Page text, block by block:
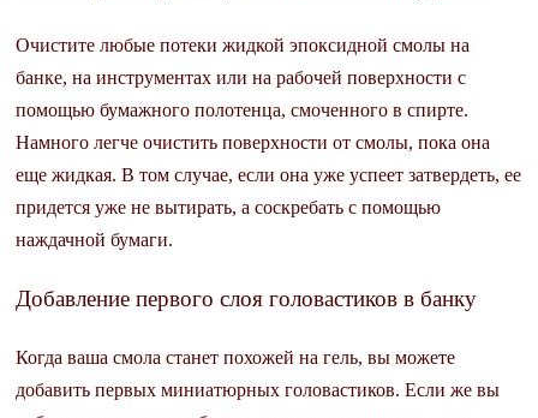
Очистите любые потеки жидкой эпоксидной смолы на
банке, на инструментах или на рабочей поверхности с
помощью бумажного полотенца, смоченного в спирте.
Намного легче очистить поверхности от смолы, пока она
еще жидкая. В том случае, если она уже успеет затвердеть, ее
придется уже не вытирать, а соскребать с помощью
наждачной бумаги.
Добавление первого слоя головастиков в банку
Когда ваша смола станет похожей на гель, вы можете
добавить первых миниатюрных головастиков. Если же вы